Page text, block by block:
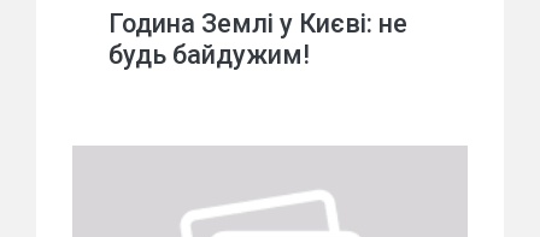
Година Землі у Києві: не
будь байдужим!